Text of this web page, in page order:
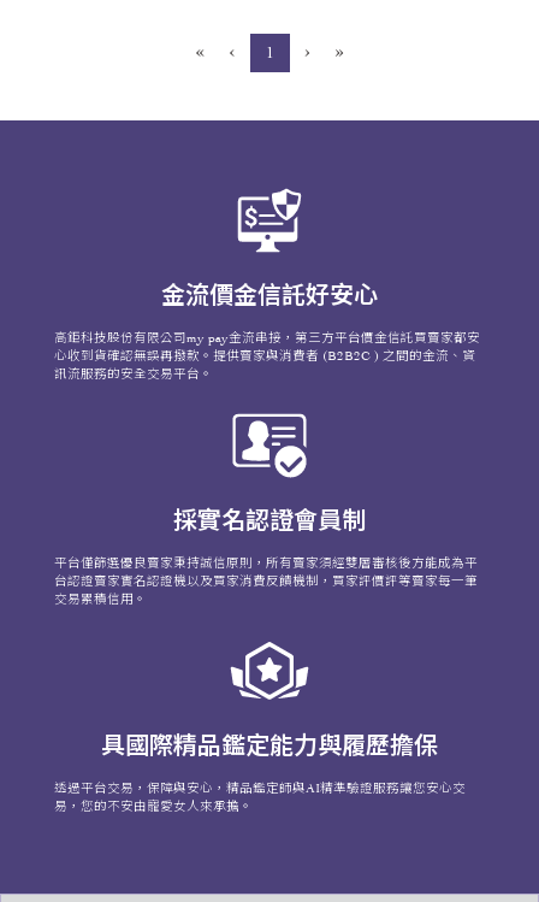
« ‹ 1 (current)
› »
金流價金信託好安心
高鉅科技股份有限公司my pay金流串接，第三方平台價金信託買賣家都安
心收到貨確認無誤再撥款。提供賣家與消費者 (B2B2C ) 之間的金流、資
訊流服務的安全交易平台。
採實名認證會員制
平台僅篩選優良賣家秉持誠信原則，所有賣家須經雙層審核後方能成為平
台認證賣家實名認證機以及買家消費反饋機制，買家評價評等賣家每一筆
交易累積信用。
具國際精品鑑定能力與履歷擔保
透過平台交易，保障與安心，精品鑑定師與AI精準驗證服務讓您安心交
易，您的不安由寵愛女人來承擔。